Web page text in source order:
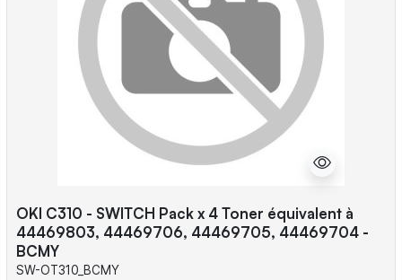
OKI C310 - SWITCH Pack x 4 Toner équivalent à
44469803, 44469706, 44469705, 44469704 -
BCMY
SW-OT310_BCMY